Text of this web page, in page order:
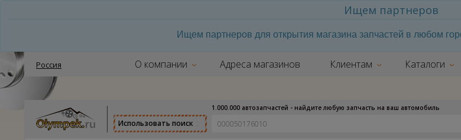
Ищем партнеров
Ищем партнеров для открытия магазина запчастей в любом
Россия О компании Адреса магазинов Клиентам Каталоги
Использовать поиск
1.000.000 автозапчастей - найдите любую запчасть на ваш автомобиль